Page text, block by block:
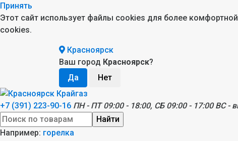
Принять
Этот сайт использует файлы cookies для более
cookies.
Красноярск
Ваш город Красноярск?
+7 (391) 223-90-16 ПН - ПТ 09:00 - 18:00, СБ 09:00 - 17:00 ВС -
Найти
Например: горелка